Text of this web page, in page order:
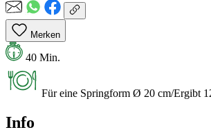
Merken
40 Min.
Für eine Springform Ø 20 cm/Ergibt
Info